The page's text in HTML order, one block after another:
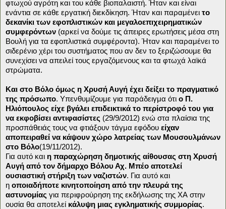
φτωχού αγρότη και του κάθε βιοπαλαιστή. Ήταν και είναι
ενάντια σε κάθε εργατική διεκδίκηση. Ήταν και παραμένει το
δεκανίκι των εφοπλιστικών και μεγαλοεπιχειρηματικών
συμφερόντων (αρκεί να δούμε τις άπειρες ερωτήσεις μέσα στη
Βουλή για τα εφοπλιστικά συμφέροντα). Ήταν και παραμένει το
σιδερένιο χέρι του συστήματος που αν δεν το ξεριζώσουμε θα
συνεχίσει να απειλεί τους εργαζόμενους και τα φτωχά λαϊκά
στρώματα.
Και στο Βόλο όμως η Χρυσή Αυγή έχει δείξει το πραγματικό
της πρόσωπο. Υπενθυμίζουμε για παράδειγμα ότι ο Π.
Ηλιόπουλος είχε βγάλει επιδεικτικά το περίστροφό του για
να εκφοβίσει αντιφασίστες (29/9/2012) ενώ στα πλαίσια της
προσπάθειάς τους να φτιάξουν τάγμα εφόδου είχαν
αποπειραθεί να κάψουν χώρο λατρείας των Μουσουλμάνων
στο Βόλο(19/11/2012).
Για αυτό και η παραχώρηση δημοτικής αίθουσας στη Χρυσή
Αυγή από τον δήμαρχο Βόλου Αχ. Μπέο αποτελεί
ουσιαστική στήριξη των ναζιστών. Για αυτό και
η οποιαδήποτε κινητοποίηση από την πλευρά της
αστυνομίας για περιφρούρηση της εκδήλωσης της ΧΑ στην
ουσία θα αποτελεί κάλυψη μιας εγκληματικής συμμορίας.